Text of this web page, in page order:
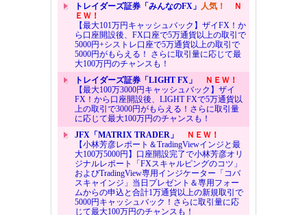
トレイダーズ証券「みんなのFX」 人気！
Ｎ
ＥＷ！
【最大101万円キャッシュバック】ザイFX！か
ら口座開設後、FX口座で5万通貨以上の取引で
5000円+シストレ口座で5万通貨以上の取引で
5000円がもらえる！ さらに取引量に応じて最
大100万円のチャンスも！
トレイダーズ証券「LIGHT FX」
ＮＥＷ！
【最大100万3000円キャッシュバック】ザイ
FX！から口座開設後、LIGHT FXで5万通貨以
上の取引で3000円がもらえる！さらに取引量
に応じて最大100万円のチャンスも！
JFX「MATRIX TRADER」
ＮＥＷ！
【小林芳彦レポート＆TradingViewインジと最
大100万5000円】口座開設完了で小林芳彦オリ
ジナルレポート「FXスキャルピングのコツ」
およびTradingView専用インジケーター「コバ
スキャインジ」当日プレゼント＆専用フォー
ムからの申込と合計1万通貨以上の新規取引で
5000円キャッシュバック！さらに取引量に応
じて最大100万円のチャンスも！